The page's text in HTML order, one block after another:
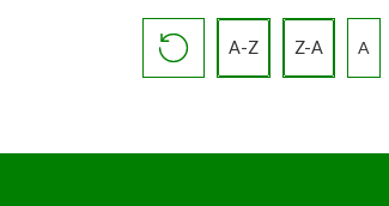
A-Z Z-A A